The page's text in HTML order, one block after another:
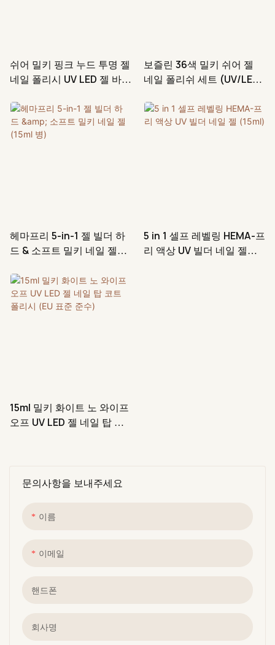
문의사항을 보내주세요
이름
이메일
핸드폰
회사명
쉬어 밀키 핑크 누드 투명 젤
네일 폴리시 UV LED 젤 바니
보즐린 36색 밀키 쉬어 젤
네일 폴리쉬 세트 (UV/LED
헤마프리 5-in-1 젤 빌더 하
드 & 소프트 밀키 네일 젤
5 in 1 셀프 레벨링 HEMA-프
리 액상 UV 빌더 네일 젤
15ml 밀키 화이트 노 와이프
오프 UV LED 젤 네일 탑 코